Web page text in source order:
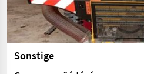
Sonstige